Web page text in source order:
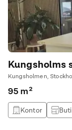
Kungsholms
Kungsholmen,
95 m²
Kontor